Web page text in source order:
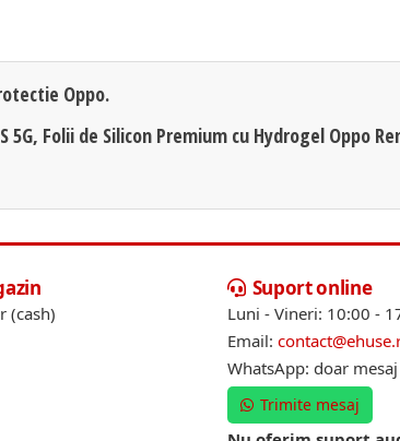
Oppo.
Folii de Silicon Premium cu Hydrogel Oppo
(cash)
Suport online
Luni - Vineri: 10:00 -
Email:
WhatsApp: doar
Trimite mesaj